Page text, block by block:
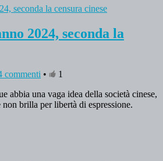
2024, seconda la
commenti •
1
abbia una vaga idea della società cinese,
brilla per libertà di espressione.